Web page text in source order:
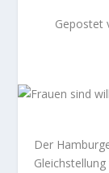
Gepostet
Der